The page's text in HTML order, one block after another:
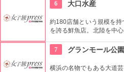
［マラスキーノチェリー
ムース］［ベリーのレア
6 大口水産
約180店舗という規模を
を誇る鮮魚店。北陸を中
店。
7 グランモール公
横浜の名物でもある大道